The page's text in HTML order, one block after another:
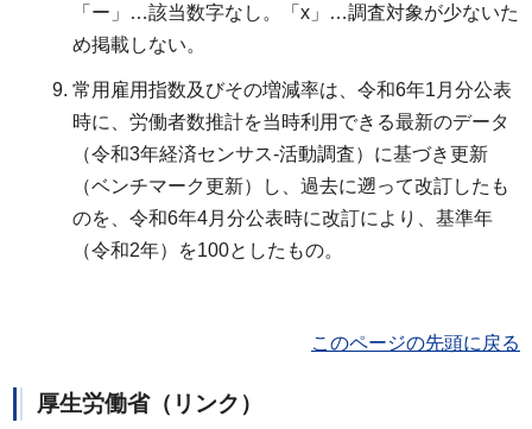
「ー」…該当数字なし。「x」…調査対象が少ないた
め掲載しない。
常用雇用指数及びその増減率は、令和6年1月分公表
時に、労働者数推計を当時利用できる最新のデータ
（令和3年経済センサス-活動調査）に基づき更新
（ベンチマーク更新）し、過去に遡って改訂したも
のを、令和6年4月分公表時に改訂により、基準年
（令和2年）を100としたもの。
このページの先頭に戻る
厚生労働省（リンク）